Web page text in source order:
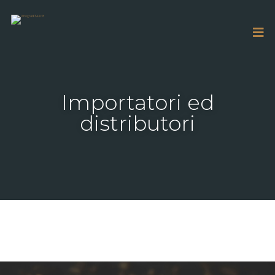
Importatori ed
distributori